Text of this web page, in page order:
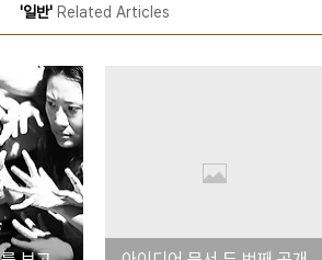
'일반'Related Articles